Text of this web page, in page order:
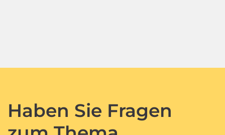
Haben Sie Fragen